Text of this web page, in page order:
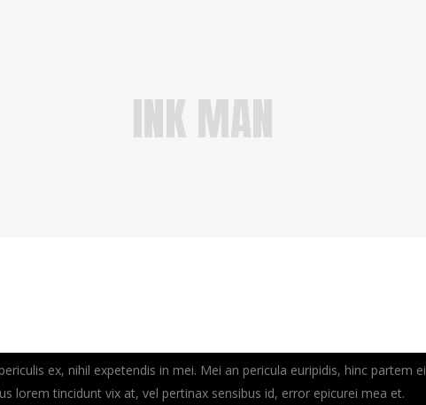
INK MAN
ex, nihil expetendis in mei. Mei an pericula euripidis, hinc partem ei
lorem tincidunt vix at, vel pertinax sensibus id, error epicurei mea et.